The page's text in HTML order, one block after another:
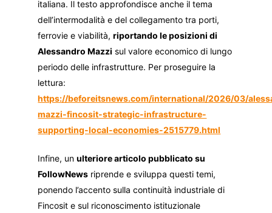
italiana. Il testo approfondisce anche il tema
dell’intermodalità e del collegamento tra porti,
ferrovie e viabilità,riportando le posizioni di
Alessandro Mazzi sul valore economico di lungo
periodo delle infrastrutture. Per proseguire la
lettura:
https://beforeitsnews.com/international/2026/03/
mazzi-fincosit-strategic-infrastructure-
supporting-local-economies-2515779.html
Infine, unulteriore articolo pubblicato su
FollowNews riprende e sviluppa questi temi,
ponendo l’accento sulla continuità industriale di
Fincosit e sul riconoscimento istituzionale